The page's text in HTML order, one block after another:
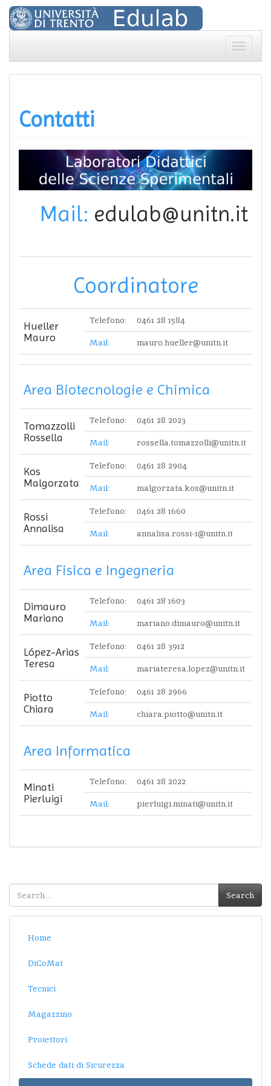
Skip
content
Toggle
Contatti
Mail: edulab@unitn.it
Coordinatore
Hueller
Mauro
Telefono: 0461 28 1584
Mail: mauro.hueller@unitn.it
Area Biotecnologie e Chimica
Tomazzolli
Rossella
Telefono: 0461 28 2023
Mail: rossella.tomazzolli@unitn.it
Kos
Malgorzata
Telefono: 0461 28 2904
Mail: malgorzata.kos@unitn.it
Rossi
Annalisa
Telefono: 0461 28 1660
Mail: annalisa.rossi-1@unitn.it
Area Fisica e Ingegneria
Dimauro
Mariano
Telefono: 0461 28 1603
Mail: mariano.dimauro@unitn.it
López-Arias
Teresa
Telefono: 0461 28 3912
Mail: mariateresa.lopez@unitn.it
Piotto
Chiara
Telefono: 0461 28 2966
Mail: chiara.piotto@unitn.it
Area Informatica
Minati
Pierluigi
Telefono: 0461 28 2022
Mail: pierluigi.minati@unitn.it
Search
for:
Search
Home
DiCoMat
Tecnici
Magazzino
Proiettori
Schede dati di Sicurezza